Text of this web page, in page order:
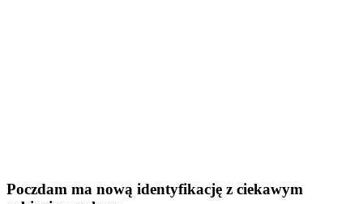
Poczdam ma nową identyfikację z ciekawym